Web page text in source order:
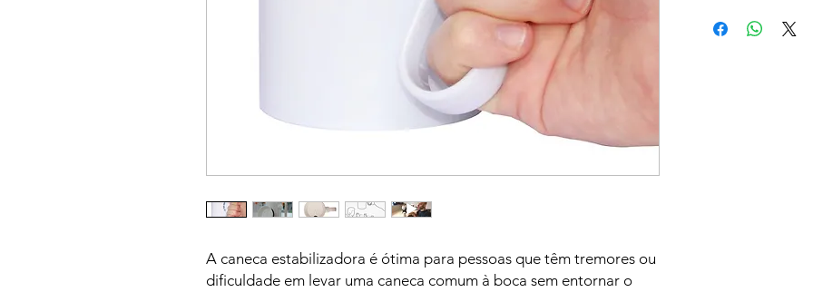
A caneca estabilizadora é ótima para pessoas que têm tremores ou
dificuldade em levar uma caneca comum à boca sem entornar o